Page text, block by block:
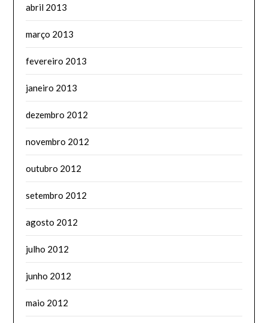
abril 2013
março 2013
fevereiro 2013
janeiro 2013
dezembro 2012
novembro 2012
outubro 2012
setembro 2012
agosto 2012
julho 2012
junho 2012
maio 2012